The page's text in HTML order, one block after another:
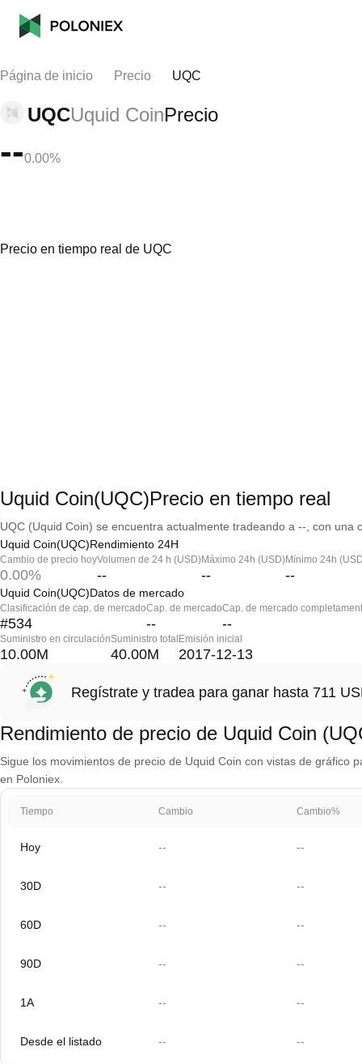
Página de inicio Precio UQC
UQCUquid CoinPrecio
--0.00%
Precio en tiempo real de UQC
Uquid Coin(UQC)Precio en tiempo real
UQC (Uquid Coin) se encuentra actualmente tradeando a --, con una
Uquid Coin(UQC)Rendimiento 24H
Cambio de precio hoy
0.00%
Volumen de 24 h (USD)
--
Máximo 24h (USD)
--
Mínimo 24h
--
Uquid Coin(UQC)Datos de mercado
Clasificación de cap. de mercado
#534
Cap. de mercado
--
Cap. de mercado
--
Suministro en circulación
10.00M
Suministro total
40.00M
Emisión inicial
2017-12-13
Regístrate y tradea para ganar hasta 711
Rendimiento de precio de Uquid Coin
Sigue los movimientos de precio de Uquid Coin con vistas de
en Poloniex.
Tiempo Cambio Cambio%
Hoy -- --
30D -- --
60D -- --
90D -- --
1A -- --
Desde el listado -- --